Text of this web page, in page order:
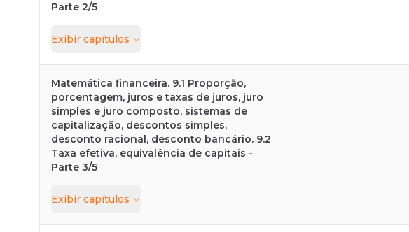
Parte 2/5
Exibir capítulos
Matemática financeira. 9.1 Proporção,
porcentagem, juros e taxas de juros, juro
simples e juro composto, sistemas de
capitalização, descontos simples,
desconto racional, desconto bancário. 9.2
Taxa efetiva, equivalência de capitais -
Parte 3/5
Exibir capítulos